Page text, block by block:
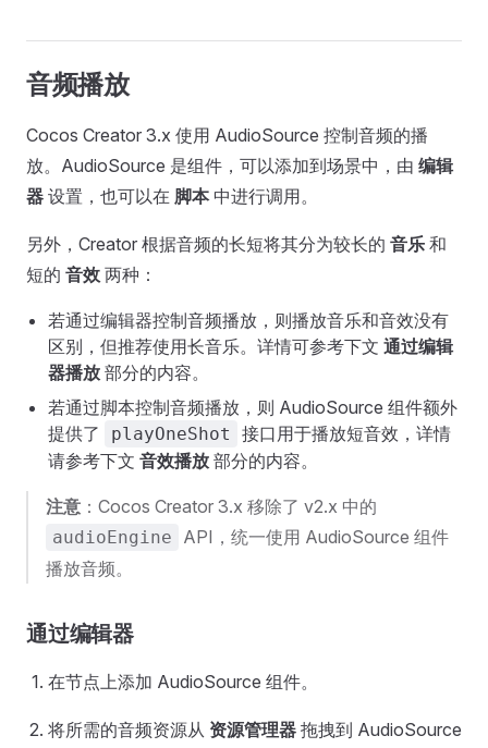
音频播放
Cocos Creator 3.x 使用 AudioSource 控制音频的播
放。AudioSource 是组件，可以添加到场景中，由 编辑
器 设置，也可以在 脚本中进行调用。
另外，Creator 根据音频的长短将其分为较长的 音乐 和
短的 音效 两种：
若通过编辑器控制音频播放，则播放音乐和音效没有
区别，但推荐使用长音乐。详情可参考下文 通过编辑
器播放 部分的内容。
若通过脚本控制音频播放，则 AudioSource 组件额外
提供了
playOneShot
接口用于播放短音效，详情
请参考下文 音效播放 部分的内容。
注意 ：Cocos Creator 3.x 移除了 v2.x 中的
audioEngine
API，统一使用 AudioSource 组件
播放音频。
通过编辑器
在节点上添加 AudioSource 组件。
将所需的音频资源从 资源管理器 拖拽到 AudioSource